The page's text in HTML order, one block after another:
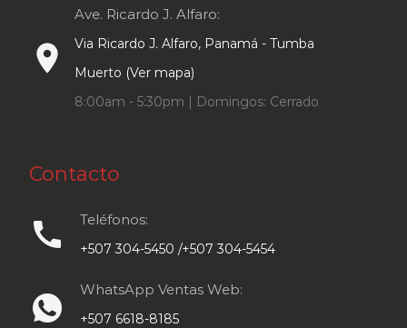
place
Ave. Ricardo J. Alfaro:
Via Ricardo J. Alfaro, Panamá - Tumba
Muerto (Ver mapa)
8:00am - 5:30pm | Domingos: Cerrado
Contacto
call Teléfonos:
+507 304-5450 /+507 304-5454
WhatsApp Ventas Web:
+507 6618-8185